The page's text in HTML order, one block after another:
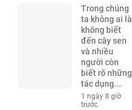
Trong chúng
ta không ai là
không biết
đến cây sen
và nhiều
người còn
biết rõ những
tác dụng...
1 ngày 8 giờ
trước